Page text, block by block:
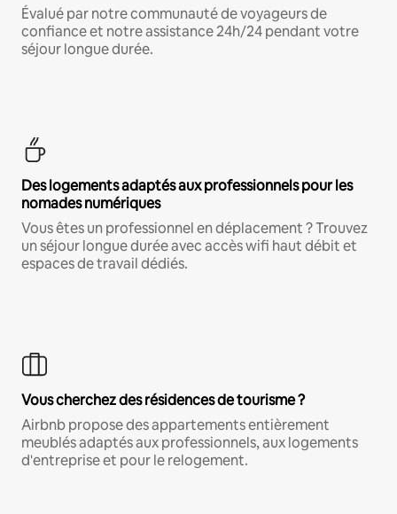
Évalué par notre communauté de voyageurs de
confiance et notre assistance 24h/24 pendant votre
séjour longue durée.
Des logements adaptés aux professionnels pour les
nomades numériques
Vous êtes un professionnel en déplacement ? Trouvez
un séjour longue durée avec accès wifi haut débit et
espaces de travail dédiés.
Vous cherchez des résidences de tourisme ?
Airbnb propose des appartements entièrement
meublés adaptés aux professionnels, aux logements
d'entreprise et pour le relogement.